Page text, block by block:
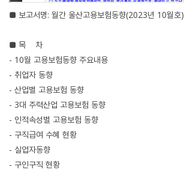
■ 보고서명: 월간 울산고용보험동향(2023년 10월호)
■ 목 차
- 10월 고용보험동향 주요내용
- 취업자 동향
- 산업별 고용보험 동향
- 3대 주력산업 고용보험 동향
- 인적속성별 고용보험 동향
- 구직급여 수혜 현황
- 실업자동향
- 구인구직 현황